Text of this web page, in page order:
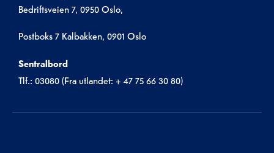
Bedriftsveien 7, 0950 Oslo,
Postboks 7 Kalbakken, 0901 Oslo
Sentralbord
Tlf.: 03080 (Fra utlandet: + 47 75 66 30 80)